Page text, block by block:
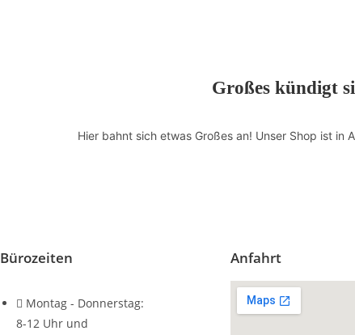
Großes kündigt
Hier bahnt sich etwas Großes an! Unser Shop ist
Bürozeiten
Montag - Donnerstag:
8-12 Uhr und
Anfahrt